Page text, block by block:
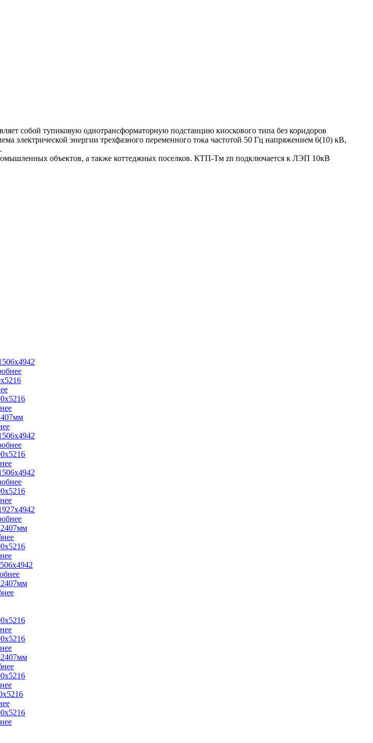
собой тупиковую однотрансформаторную подстанцию киоскового типа без коридоров
электрической энергии трехфазного переменного тока частотой 50 Гц напряжением 6(10) кВ,
объектов, а также коттеджных поселков. КТП-Тм zn подключается к ЛЭП 10кВ